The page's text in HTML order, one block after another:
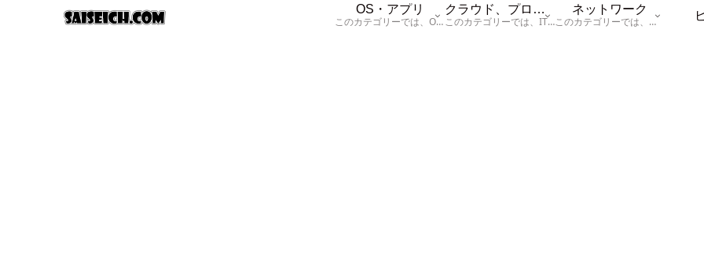
OS・アプリ
このカテゴリーでは、OSに関する情報を記載しています。
クラウド、プログラム
このカテゴリーでは、ITに関する基本的な情報として「ハードウェア、「サーバー」、「データベース、「ネットワーク」、「セキュリティ」、「プログラム」に関する情報を記載しています。
ネットワーク
このカテゴリーでは、「ネットワーク」に関する情報を記載しています。